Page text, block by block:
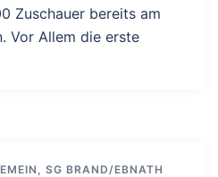
Zuschauer bereits am
Vor Allem die erste
, SG BRAND/EBNATH